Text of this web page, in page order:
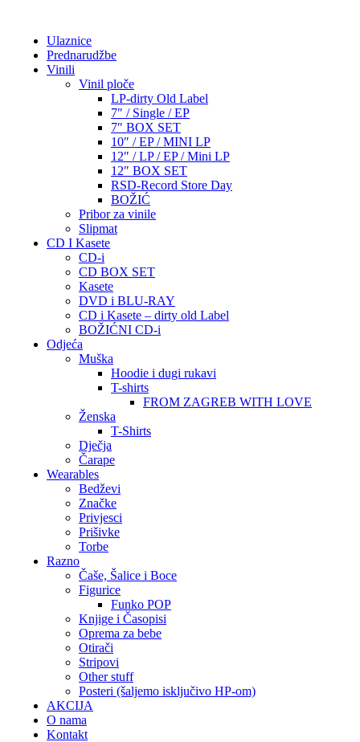
Ulaznice
Prednarudžbe
Vinili
Vinil ploče
LP-dirty Old Label
7″ / Single / EP
7″ BOX SET
10″ / EP / MINI LP
12″ / LP / EP / Mini LP
12″ BOX SET
RSD-Record Store Day
BOŽIĆ
Pribor za vinile
Slipmat
CD I Kasete
CD-i
CD BOX SET
Kasete
DVD i BLU-RAY
CD i Kasete – dirty old Label
BOŽIĆNI CD-i
Odjeća
Muška
Hoodie i dugi rukavi
T-shirts
FROM ZAGREB WITH LOVE
Ženska
T-Shirts
Dječja
Čarape
Wearables
Bedževi
Značke
Privjesci
Prišivke
Torbe
Razno
Čaše, Šalice i Boce
Figurice
Funko POP
Knjige i Časopisi
Oprema za bebe
Otirači
Stripovi
Other stuff
Posteri (šaljemo isključivo HP-om)
AKCIJA
O nama
Kontakt